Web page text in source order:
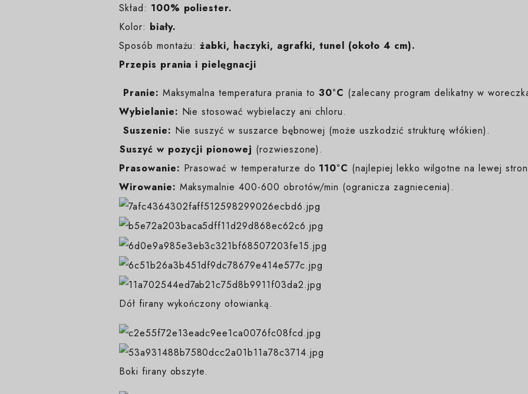
Skład: 100% poliester.
Kolor: biały.
Sposób montażu:żabki, haczyki, agrafki, tunel (około 4 cm).
Przepis prania i pielęgnacji
Pranie: Maksymalna temperatura prania to30°C (zalecany program delikatny w
Wybielanie: Nie stosować wybielaczy ani chloru.
Suszenie: Nie suszyć w suszarce bębnowej (może uszkodzić strukturę włókien).
️Suszyć w pozycji pionowej (rozwieszone).
Prasowanie: Prasować w temperaturze do 110°C (najlepiej lekko wilgotne na lewej
Wirowanie: Maksymalnie 400-600 obrotów/min (ogranicza zagniecenia).
Dół firany wykończony ołowianką.
Boki firany obszyte.